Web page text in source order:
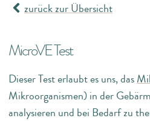
zurück zur Übersicht
MicroVE Test
Dieser Test erlaubt es uns, das
Mikroorganismen) in der
analysieren und bei Bedarf zu